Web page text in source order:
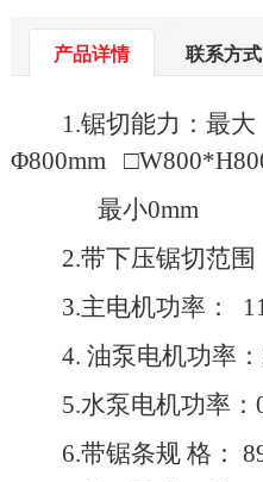
产品详情 联系方式
1.锯切能力：最大
Φ800mm □W800*H80
最小0mm
2.带下压锯切范围
3.主电机功率：
4. 油泵电机功率
5.水泵电机功率
6.带锯条规 格：